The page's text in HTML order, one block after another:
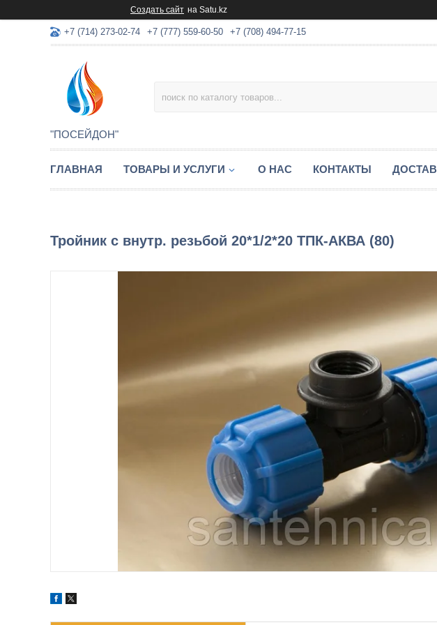
Создать сайт на Satu.kz
+7 (714) 273-02-74 +7 (777) 559-60-50 +7 (708) 494-77-15
"ПОСЕЙДОН"
ГЛАВНАЯ ТОВАРЫ И УСЛУГИ О НАС КОНТАКТЫ
Тройник с внутр. резьбой 20*1/2*20 ТПК-АКВА (80)